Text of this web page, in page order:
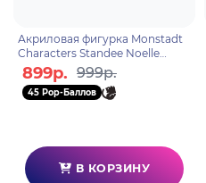
Акриловая фигурка Monstadt
Characters Standee Noelle
6972957482984
899р. 999р.
45 Pop-Баллов
В КОРЗИНУ